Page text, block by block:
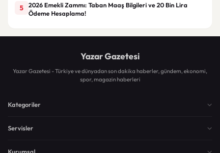
5
2026 Emekli Zammı: Taban Maaş Bilgileri ve 20 Bin Lira
Ödeme Hesaplama!
Yazar Gazetesi
Yazar Gazetesi - Türkiye ve dünyadan son dakika haberler, gündem, ekonomi,
spor, magazin haberleri
Kategoriler
Servisler
Kurumsal